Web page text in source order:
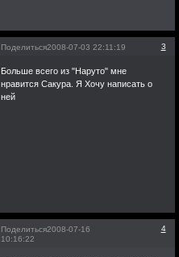
Поделиться 3
2008-07-03 22:11:19
Больше всего из "Наруто" мне
нравится Сакура. Я Хочу написать о
ней
Поделиться 4
2008-07-16
10:16:22